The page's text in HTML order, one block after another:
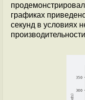
графиках
секунд в условиях